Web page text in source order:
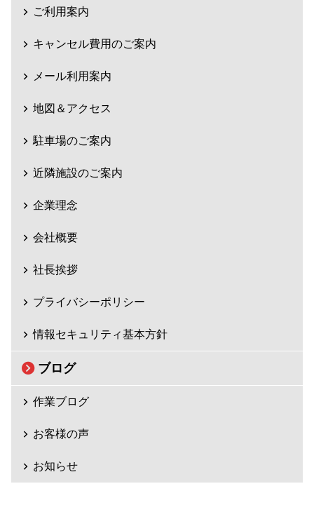
ご利用案内
キャンセル費用のご案内
メール利用案内
地図＆アクセス
駐車場のご案内
近隣施設のご案内
企業理念
会社概要
社長挨拶
プライバシーポリシー
情報セキュリティ基本方針
ブログ
作業ブログ
お客様の声
お知らせ